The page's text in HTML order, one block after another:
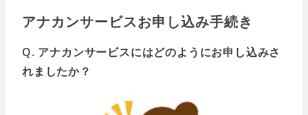
アナカンサービスお申し込み手続き
Q. アナカンサービスにはどのようにお申し込みさ
れましたか？